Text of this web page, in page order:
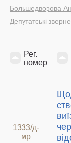
Большедворова
Депутатські
Рег.
номер
1333/д-
мр